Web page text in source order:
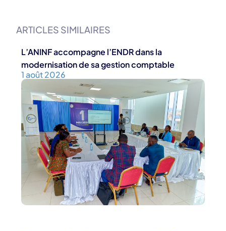
ARTICLES SIMILAIRES
L’ANINF accompagne l’ENDR dans la
modernisation de sa gestion comptable
1 août 2026